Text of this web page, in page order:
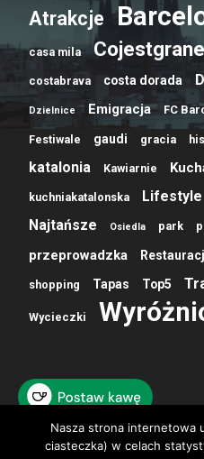
Atrakcje
casa mila Cojestgrane
costabrava costa dorada
Dzielnice Emigracja FC
Festiwale gaudi gracia
katalonia Kawiarnie
kuchniakatalonska Lifestyle
Najtańsze Osiedla park
przeprowadzka
shopping Tapas Top5
Wycieczki
Nasza strona internetowa
ciasteczka) w celach